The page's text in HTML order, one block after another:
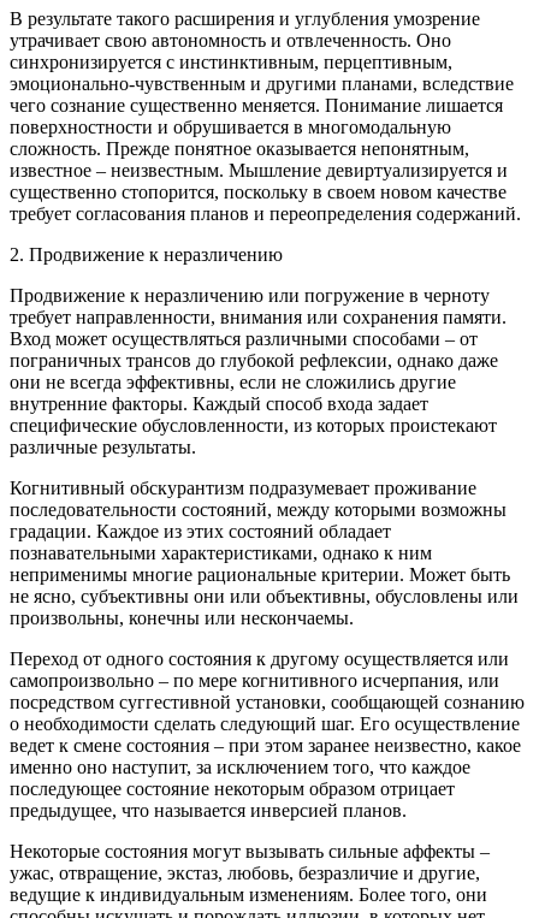
В результате такого расширения и углубления умозрение
утрачивает свою автономность и отвлеченность. Оно
синхронизируется с инстинктивным, перцептивным,
эмоционально-чувственным и другими планами, вследствие
чего сознание существенно меняется. Понимание лишается
поверхностности и обрушивается в многомодальную
сложность. Прежде понятное оказывается непонятным,
известное – неизвестным. Мышление девиртуализируется и
существенно стопорится, поскольку в своем новом качестве
требует согласования планов и переопределения содержаний.
2. Продвижение к неразличению
Продвижение к неразличению или погружение в черноту
требует направленности, внимания или сохранения памяти.
Вход может осуществляться различными способами – от
пограничных трансов до глубокой рефлексии, однако даже
они не всегда эффективны, если не сложились другие
внутренние факторы. Каждый способ входа задает
специфические обусловленности, из которых проистекают
различные результаты.
Когнитивный обскурантизм подразумевает проживание
последовательности состояний, между которыми возможны
градации. Каждое из этих состояний обладает
познавательными характеристиками, однако к ним
неприменимы многие рациональные критерии. Может быть
не ясно, субъективны они или объективны, обусловлены или
произвольны, конечны или нескончаемы.
Переход от одного состояния к другому осуществляется или
самопроизвольно – по мере когнитивного исчерпания, или
посредством суггестивной установки, сообщающей сознанию
о необходимости сделать следующий шаг. Его осуществление
ведет к смене состояния – при этом заранее неизвестно, какое
именно оно наступит, за исключением того, что каждое
последующее состояние некоторым образом отрицает
предыдущее, что называется инверсией планов.
Некоторые состояния могут вызывать сильные аффекты –
ужас, отвращение, экстаз, любовь, безразличие и другие,
ведущие к индивидуальным изменениям. Более того, они